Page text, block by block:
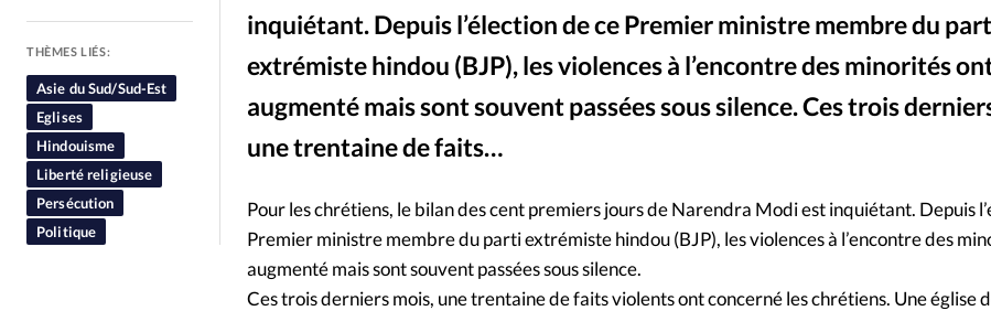
People
Politique Religions Société
Mon
inquiétant. Depuis l’élection de ce Premier ministre membre du
extrémiste hindou (BJP), les violences à l’encontre des minorités
augmenté mais sont souvent passées sous silence. Ces trois
une trentaine de faits…
THÈMES LIÉS:
Asie du Sud/Sud-Est
Eglises
Hindouisme
Liberté religieuse
Persécution
Politique
Pour les chrétiens, le bilan des cent premiers jours de Narendra Modi est inquiétant. Depuis
Premier ministre membre du parti extrémiste hindou (BJP), les violences à l’encontre des
augmenté mais sont souvent passées sous silence.
Ces trois derniers mois, une trentaine de faits violents ont concerné les chrétiens. Une église